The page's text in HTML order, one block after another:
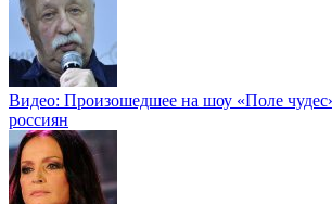
Видео: Произошедшее на шоу «Поле
россиян